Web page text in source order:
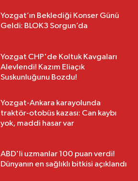
Yozgat’ın Beklediği Konser Günü
Geldi: BLOK3 Sorgun’da
Yozgat CHP'de Koltuk Kavgaları
Alevlendi! Kazım Eliaçık
Suskunluğunu Bozdu!
Yozgat-Ankara karayolunda
traktör-otobüs kazası: Can kaybı
yok, maddi hasar var
ABD'li uzmanlar 100 puan verdi!
Dünyanın en sağlıklı bitkisi açıklandı